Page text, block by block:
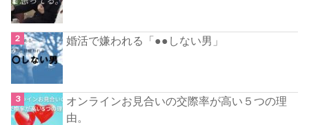
婚活で嫌われる「●●しない男」
オンラインお見合いの交際率が高い５つの理
由。